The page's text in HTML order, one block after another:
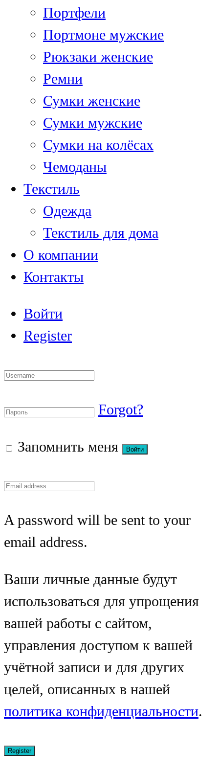
Портфели
Портмоне мужские
Рюкзаки женские
Ремни
Сумки женские
Сумки мужские
Сумки на колёсах
Чемоданы
Текстиль
Одежда
Текстиль для дома
О компании
Контакты
Войти
Register
Forgot?
Запомнить меня
A password will be sent to your
email address.
Ваши личные данные будут
использоваться для упрощения
вашей работы с сайтом,
управления доступом к вашей
учётной записи и для других
целей, описанных в нашей
политика конфиденциальности.